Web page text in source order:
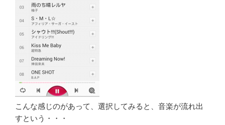
こんな感じのがあって、選択してみると、音楽が流れ出
すという・・・